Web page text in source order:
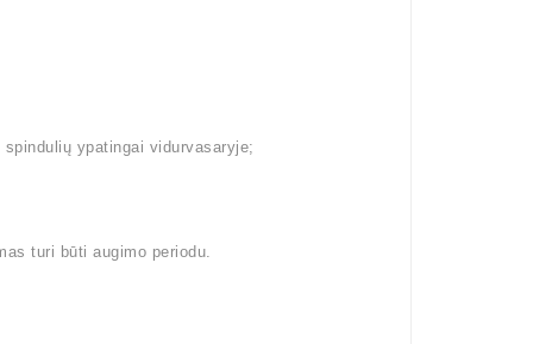
ypatingai vidurvasaryje;
turi būti augimo periodu.